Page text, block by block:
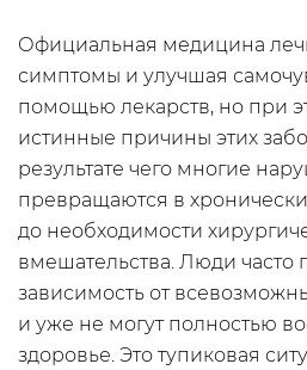
Официальная медицина
симптомы и улучшая
помощью лекарств, но при
истинные причины этих
результате чего многие
превращаются в
до необходимости
вмешательства. Люди часто
зависимость от
и уже не могут полностью
здоровье. Это тупиковая